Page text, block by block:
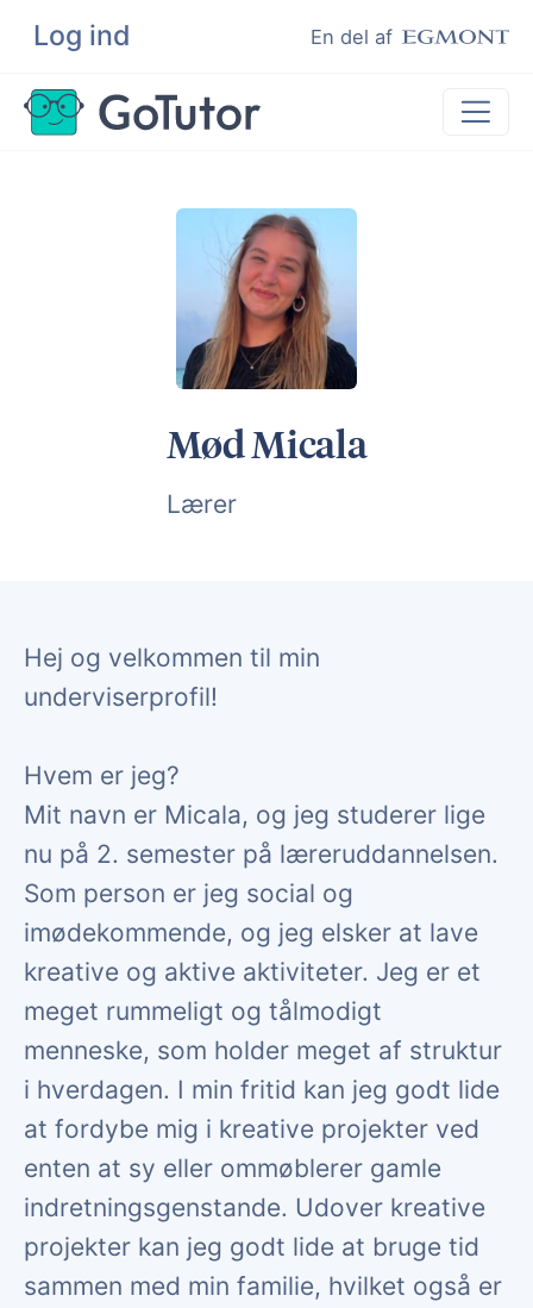
Log ind En del af
Søg
Lektiehjælp
Hjælp til ordblinde
Kundeudtalelser
Undervisere
Mød Micala
Lærer
Hej og velkommen til min
underviserprofil!
Hvem er jeg?
Mit navn er Micala, og jeg studerer lige
nu på 2. semester på læreruddannelsen.
Som person er jeg social og
imødekommende, og jeg elsker at lave
kreative og aktive aktiviteter. Jeg er et
meget rummeligt og tålmodigt
menneske, som holder meget af struktur
i hverdagen. I min fritid kan jeg godt lide
at fordybe mig i kreative projekter ved
enten at sy eller ommøblerer gamle
indretningsgenstande. Udover kreative
projekter kan jeg godt lide at bruge tid
sammen med min familie, hvilket også er